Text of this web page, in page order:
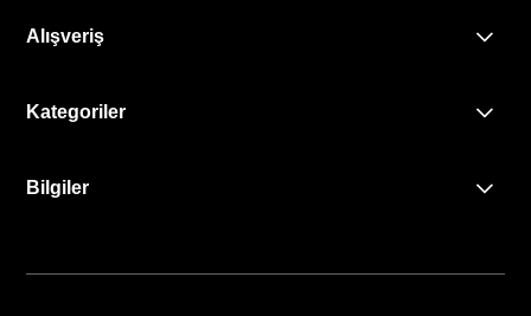
Alışveriş
Kategoriler
Bilgiler